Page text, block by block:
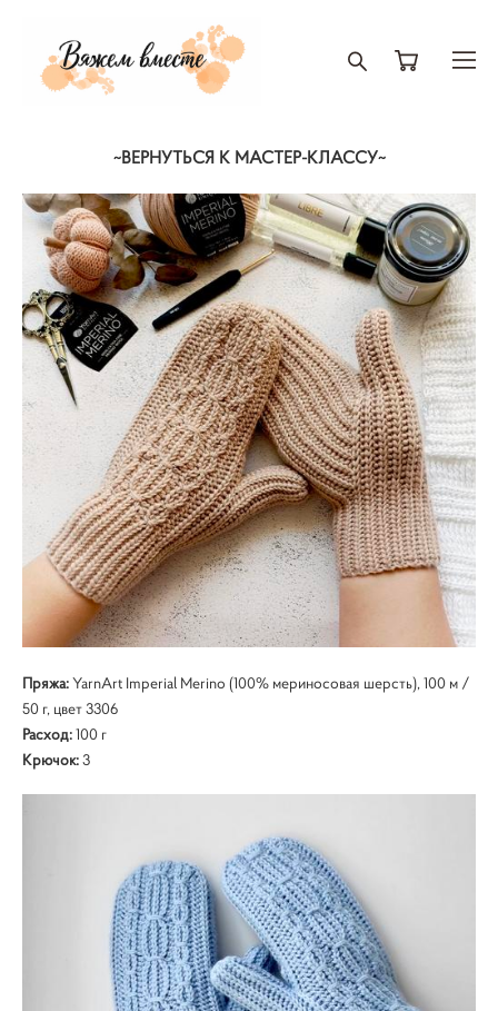
~ВЕРНУТЬСЯ К МАСТЕР-КЛАССУ~
Пряжа:YarnArt Imperial Merino (100% мериносовая шерсть), 100 м /
50 г, цвет 3306
Расход:100 г
Крючок:3